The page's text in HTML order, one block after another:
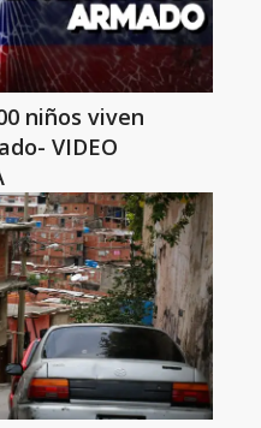
niños viven